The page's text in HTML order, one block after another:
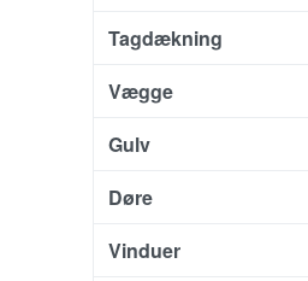
Tagdækning
Vægge
Gulv
Døre
Vinduer